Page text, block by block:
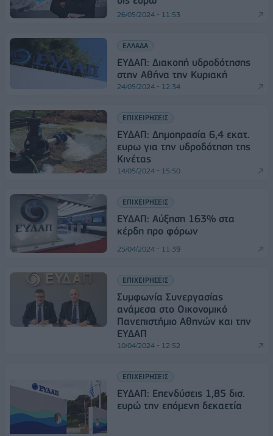
26/05/2024 - 11:53
ΕΛΛΑΔΑ
ΕΥΔΑΠ: Διακοπή υδροδότησης
στην Αθήνα την Κυριακή
24/05/2024 - 12:34
ΕΠΙΧΕΙΡΗΣΕΙΣ
ΕΥΔΑΠ: Δημοπρασία 6,4 εκατ.
ευρω για την υδροδότηση της
Κινέτας
14/05/2024 - 15:50
ΕΠΙΧΕΙΡΗΣΕΙΣ
ΕΥΔΑΠ: Αύξηση 163% στα
κέρδη προ φόρων
25/04/2024 - 11:39
ΕΠΙΧΕΙΡΗΣΕΙΣ
Συμφωνία Συνεργασίας
ανάμεσα στο Οικονομικό
Πανεπιστήμιο Αθηνών και την
ΕΥΔΑΠ
10/04/2024 - 12:52
ΕΠΙΧΕΙΡΗΣΕΙΣ
ΕΥΔΑΠ: Επενδύσεις 1,85 δισ.
ευρώ την επόμενη δεκαετία